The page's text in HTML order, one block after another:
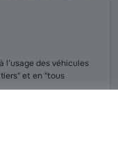
l’usage des véhicules
et en "tous